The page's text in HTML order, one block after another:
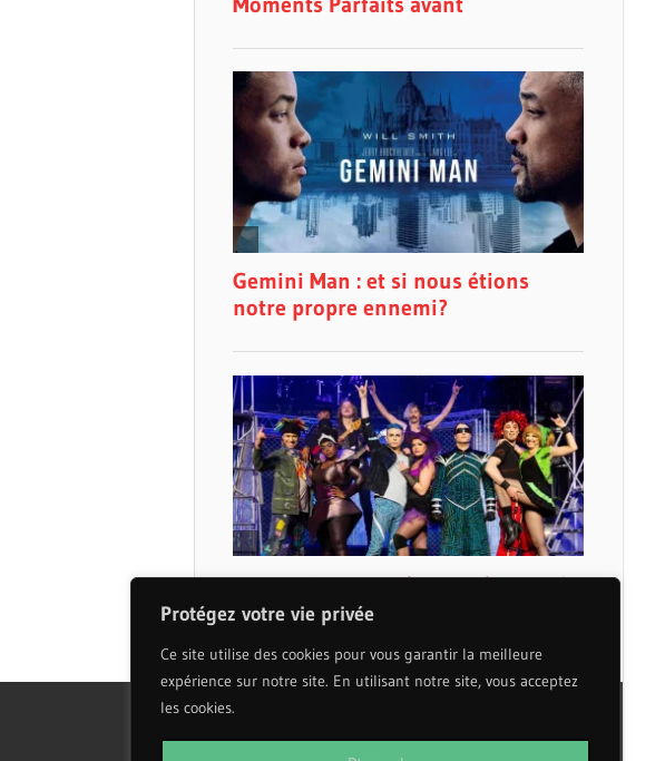
Protégez votre vie privée
Ce site utilise des cookies pour vous garantir la meilleure
expérience sur notre site. En utilisant notre site, vous acceptez
les cookies.